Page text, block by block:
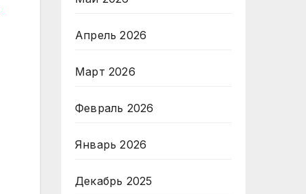
Апрель 2026
Март 2026
Февраль 2026
Январь 2026
Декабрь 2025